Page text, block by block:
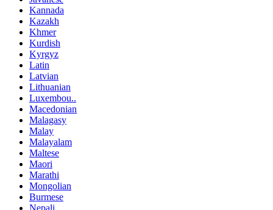
Kannada
Kazakh
Khmer
Kurdish
Kyrgyz
Latin
Latvian
Lithuanian
Luxembou..
Macedonian
Malagasy
Malay
Malayalam
Maltese
Maori
Marathi
Mongolian
Burmese
Nepali